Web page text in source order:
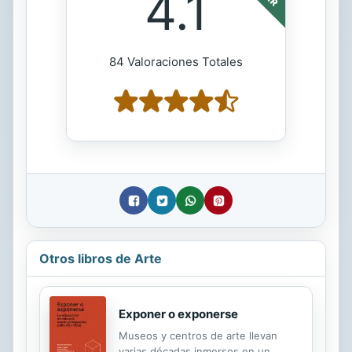
84 Valoraciones Totales
Otros libros de Arte
Exponer o exponerse
Museos y centros de arte llevan